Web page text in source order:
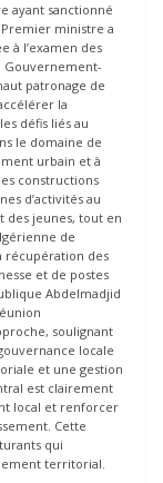
ayant sanctionné
ministre a
à l’examen des
Gouvernement-
patronage de
la
défis liés au
le domaine de
urbain et à
constructions
d’activités au
des jeunes, tout en
de
récupération des
et de postes
Abdelmadjid
soulignant
locale
et une gestion
est clairement
local et renforcer
Cette
qui
territorial.